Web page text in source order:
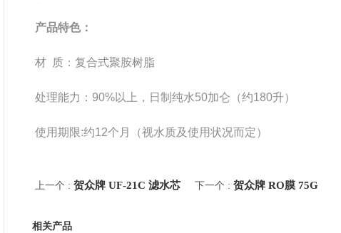
产品特色：
材 质：复合式聚胺树脂
处理能力：90%以上，日制纯水50加仑（约180升）
使用期限:约12个月（视水质及使用状况而定）
上一个 :贺众牌 UF-21C 滤水芯 下一个 :贺众牌 RO膜 75G
相关产品